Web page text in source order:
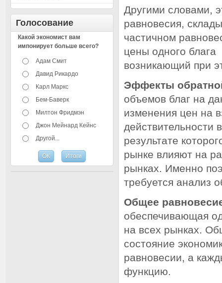
Голосование
Какой экономист вам
импонирует больше всего?
Адам Смит
Давид Рикардо
Карл Маркс
Бем-Баверк
Милтон Фридмэн
Джон Мейнард Кейнс
Другой...
Другими словами,
равновесия,
частичном
цены одного блага
возникающий при
Эффекты
объемов благ на
изменения цен на
действительности
результате
рынке влияют на
рынках. Именно
требуется анализ
Общее
обеспечивающая
на всех рынках.
состояние
равновесии, а
функцию.